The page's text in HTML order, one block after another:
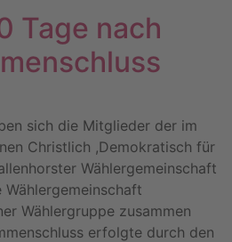
Tage nach
sich die Mitglieder der im
Christlich ,Demokratisch für
Wählergemeinschaft
Wählergemeinschaft
Wählergruppe zusammen
erfolgte durch den